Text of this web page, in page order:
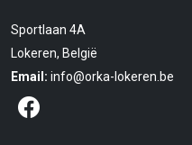
Sportlaan 4A
Lokeren, België
Email: info@orka-lokeren.be